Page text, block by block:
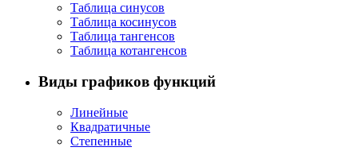
Таблица синусов
Таблица косинусов
Таблица тангенсов
Таблица котангенсов
Виды графиков функций
Линейные
Квадратичные
Степенные